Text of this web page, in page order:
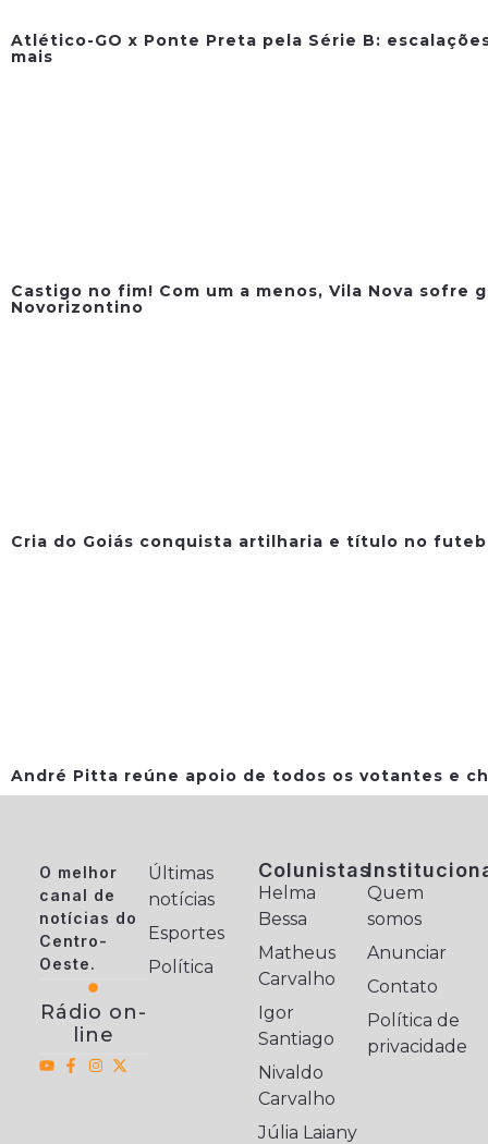
Atlético-GO x Ponte Preta pela Série B:
mais
Castigo no fim! Com um a menos, Vila Nova sofre
Novorizontino
Cria do Goiás conquista artilharia e título no
André Pitta reúne apoio de todos os votantes e
O melhor
canal de
notícias do
Centro-
Oeste.
Rádio on-
line
Últimas
notícias
Esportes
Política
Colunistas
Helma
Bessa
Matheus
Carvalho
Igor
Santiago
Nivaldo
Carvalho
Júlia Laiany
Quem
somos
Anunciar
Contato
Política de
privacidade